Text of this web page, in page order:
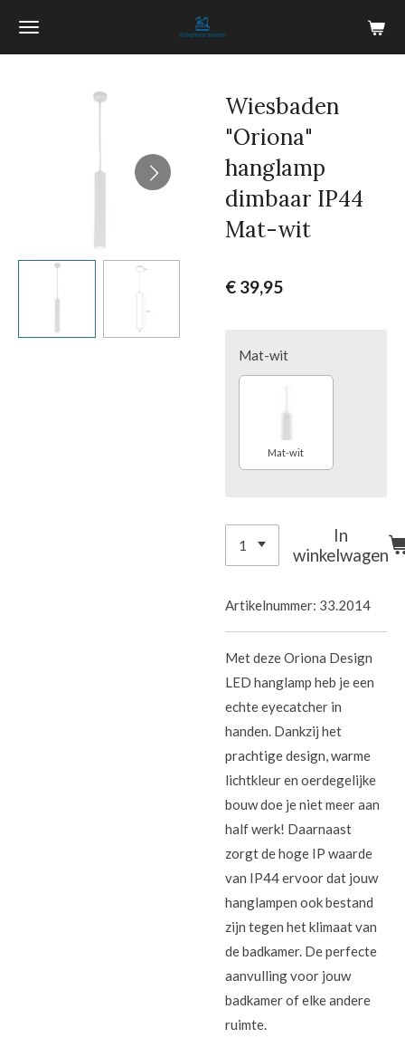
Ga
Wiesbaden
"Oriona"
hanglamp
dimbaar IP44
Mat-wit
€ 39,95
Mat-wit
Mat-wit
In
winkelwagen
Artikelnummer: 33.2014
Met deze Oriona Design
LED hanglamp heb je een
echte eyecatcher in
handen. Dankzij het
prachtige design, warme
lichtkleur en oerdegelijke
bouw doe je niet meer aan
half werk! Daarnaast
zorgt de hoge IP waarde
van IP44 ervoor dat jouw
hanglampen ook bestand
zijn tegen het klimaat van
de badkamer. De perfecte
aanvulling voor jouw
badkamer of elke andere
ruimte.